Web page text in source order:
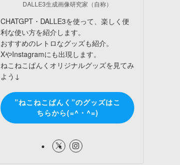
DALLE3生成画像研究家（自称）
CHATGPT・DALLE3を使って、楽しく便
利な使い方を紹介します。
おすすめのレトロなグッズも紹介。
XやInstagramにも出現します。
ねこねこぱんくオリジナルグッズを見てみ
よう↓
”ねこねこぱんく”のグッズはこ
ちらから(=^・^=)